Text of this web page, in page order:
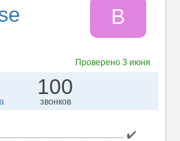
B
Проверено3 июня
100
звонков
✔️